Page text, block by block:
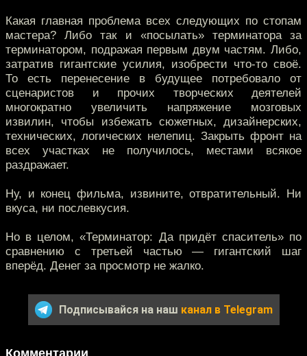
Какая главная проблема всех следующих по стопам
мастера? Либо так и «посылать» терминатора за
терминатором, подражая первым двум частям. Либо,
затратив гигантские усилия, изобрести что-то своё.
То есть перенесение в будущее потребовало от
сценаристов и прочих творческих деятелей
многократно увеличить напряжение мозговых
извилин, чтобы избежать сюжетных, дизайнерских,
технических, логических нелепиц. Закрыть фронт на
всех участках не получилось, местами всякое
раздражает.
Ну, и конец фильма, извините, отвратительный. Ни
вкуса, ни послевкусия.
Но в целом, «Терминатор: Да придёт спаситель» по
сравнению с третьей частью — гигантский шаг
вперёд. Денег за просмотр не жалко.
Подписывайся на наш канал в Telegram